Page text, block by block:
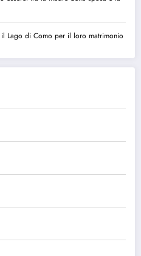
Lago di Como per il loro matrimonio